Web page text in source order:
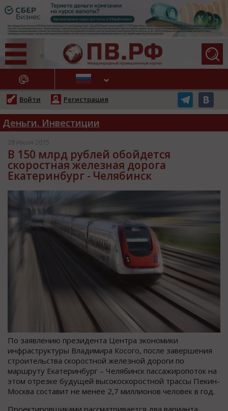
НОВОСТИ
Войти Регистрация
Деньги. Инвестиции
28 Июля 2015
В 150 млрд рублей обойдется
скоростная железная дорога
Екатеринбург - Челябинск
По заявлению президента Центра экономики
инфраструктуры Владимира Косого, после завершения
строительства скоростной железной дороги по
маршруту Екатеринбург – Челябинск пассажиропоток на
этом отрезке будущей высокоскоростной трассы Пекин-
Москва составит не менее 2,7 миллионов человек в год.
Проектировщиками рассматривается два варианта